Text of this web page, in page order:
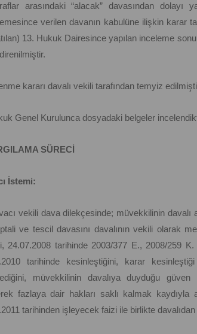
arasındaki “alacak” davasından dolayı
verilen davanın kabulüne ilişkin karar
13. Hukuk Dairesince yapılan inceleme
kararı davalı vekili tarafından temyiz
Genel Kurulunca dosyadaki belgeler
SÜRECİ
İstemi:
vekili dava dilekçesinde; müvekkilinin
ve tescil davasını davalının vekili olarak
24.07.2008 tarihinde 2003/377 E., 2008/259
tarihinde kesinleştiğini, karar
müvekkilinin davalıya duyduğu güven
fazlaya dair hakları saklı kalmak
tarihinden işleyecek faizi ile birlikte